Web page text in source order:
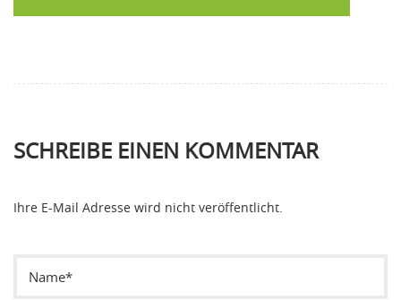
SCHREIBE EINEN KOMMENTAR
Ihre E-Mail Adresse wird nicht veröffentlicht.